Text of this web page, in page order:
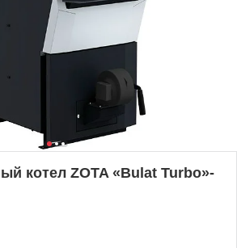
котел ZOTA «Bulat Turbo»-